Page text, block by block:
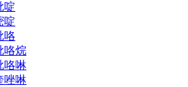
啶
啶
咯
咯烷
咯啉
唑啉